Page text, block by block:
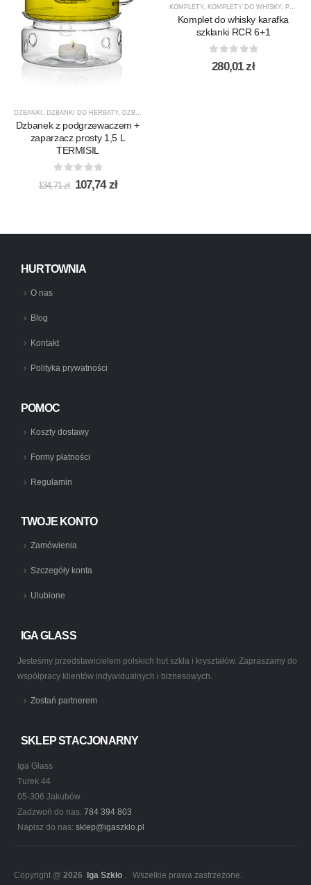
DZBANKI , DZBANKI DO HERBATY, DZBANKI DO KAWY
Dzbanek z podgrzewaczem +
zaparzacz prosty 1,5 L
TERMISIL
out of 5
134,71zł Pierwotna
107,74złAktualna
KOMPLETY, KOMPLETY DO WHISKY, PREZENTY
Komplet do whisky karafka
szklanki RCR 6+1
0out of 5
280,01zł
HURTOWNIA
O nas
Blog
Kontakt
Polityka prywatności
POMOC
Koszty dostawy
Formy płatności
Regulamin
TWOJE KONTO
Zamówienia
Szczegóły konta
Ulubione
IGA GLASS
Jesteśmy przedstawicielem polskich hut szkła i kryształów. Zapraszamy do
współpracy klientów indywidualnych i biznesowych.
Zostań partnerem
SKLEP STACJONARNY
Iga Glass
Turek 44
05-306 Jakubów
Zadzwoń do nas: 784 394 803
Napisz do nas: sklep@igaszklo.pl
Copyright @ 2026 Iga Szkło . Wszelkie prawa zastrzeżone.